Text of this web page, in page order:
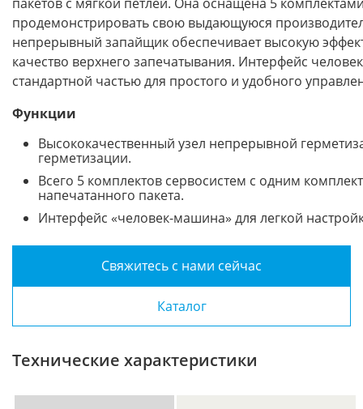
продемонстрировать свою выдающуюся
непрерывный запайщик обеспечивает высокую
качество верхнего запечатывания. Интерфейс
стандартной частью для простого и удобного
Функции
Высококачественный узел непрерывной
герметизации.
Всего 5 комплектов сервосистем с одним
напечатанного пакета.
Интерфейс «человек-машина» для легкой
Свяжитесь с нами сейчас
Каталог
Технические характеристики